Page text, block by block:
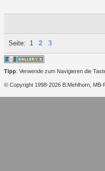
Seite: 1 2 3
Tipp: Verwende zum Navigieren die
© Copyright 1998-2026 B.Mehlhorn, MB-